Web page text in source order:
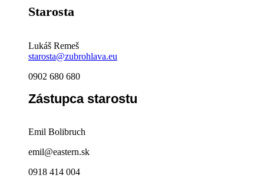
Starosta
Lukáš Remeš
starosta@zubrohlava.eu
0902 680 680
Zástupca starostu
Emil Bolibruch
emil@eastern.sk
0918 414 004